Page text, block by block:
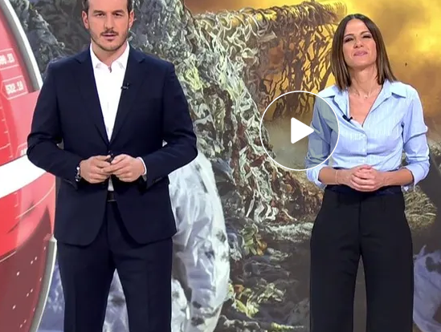
insiste en que la legislatura no está en riesgo a pesar del no
a la ley de amnistía
reaccionan y piden "que nos dejen en paz"
de Estados Unidos acusan a la cantante Taylor Swift
una agente del pentágono
la legislatura?
insiste en que no. Partido a partido, dicen, sobre la
de una ley que consideran impecable. Pero Junts sigue
cambiar y vuelven a avisar: no van de valor y si la amnistía no es